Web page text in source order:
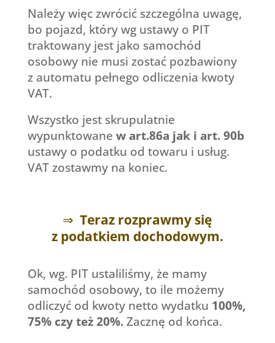
Należy więc zwrócić szczególna uwagę,
bo pojazd, który wg ustawy o PIT
traktowany jest jako samochód
osobowy nie musi zostać pozbawiony
z automatu pełnego odliczenia kwoty
VAT.
Wszystko jest skrupulatnie
wypunktowane w art.86a jak i art. 90b
ustawy o podatku od towaru i usług.
VAT zostawmy na koniec.
⇒Teraz rozprawmy się
z podatkiem dochodowym.
Ok, wg. PIT ustaliliśmy, że mamy
samochód osobowy, to ile możemy
odliczyć od kwoty netto wydatku 100%,
75% czy też 20%. Zacznę od końca.